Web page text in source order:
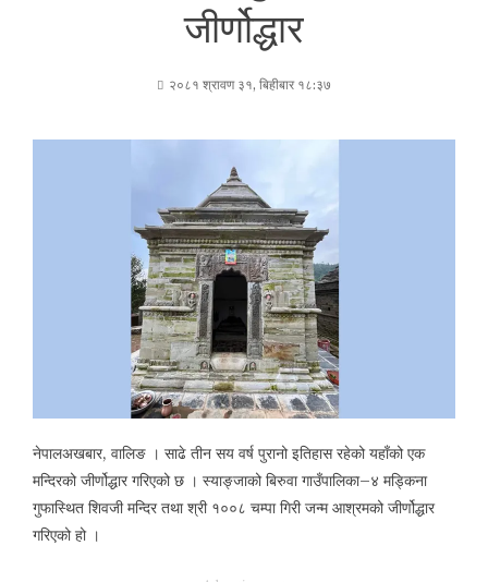
जीर्णोद्धार
२०८१ श्रावण ३१, बिहीबार १८:३७
नेपालअखबार, वालिङ । साढे तीन सय वर्ष पुरानो इतिहास रहेको यहाँको एक
मन्दिरको जीर्णोद्धार गरिएको छ । स्याङ्जाको बिरुवा गाउँपालिका–४ मड्किना
गुफास्थित शिवजी मन्दिर तथा श्री १००८ चम्पा गिरी जन्म आश्रमको जीर्णोद्धार
गरिएको हो ।